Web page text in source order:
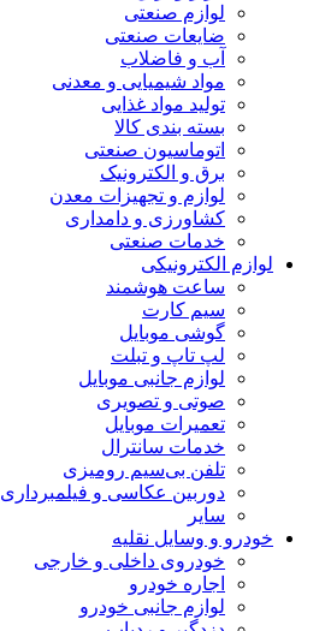
لوازم صنعتی
ضایعات صنعتی
آب و فاضلاب
مواد شیمیایی و معدنی
تولید مواد غذایی
بسته بندی کالا
اتوماسیون صنعتی
برق و الکترونیک
لوازم و تجهیزات معدن
کشاورزی و دامداری
خدمات صنعتی
لوازم الکترونیکی
ساعت هوشمند
سیم کارت
گوشی موبایل
لپ تاپ و تبلت
لوازم جانبی موبایل
صوتی و تصویری
تعمیرات موبایل
خدمات سانترال
تلفن بی‌سیم رومیزی
دوربین عکاسی و فیلمبرداری
سایر
خودرو و وسایل نقلیه
خودروی داخلی و خارجی
اجاره خودرو
لوازم جانبی خودرو